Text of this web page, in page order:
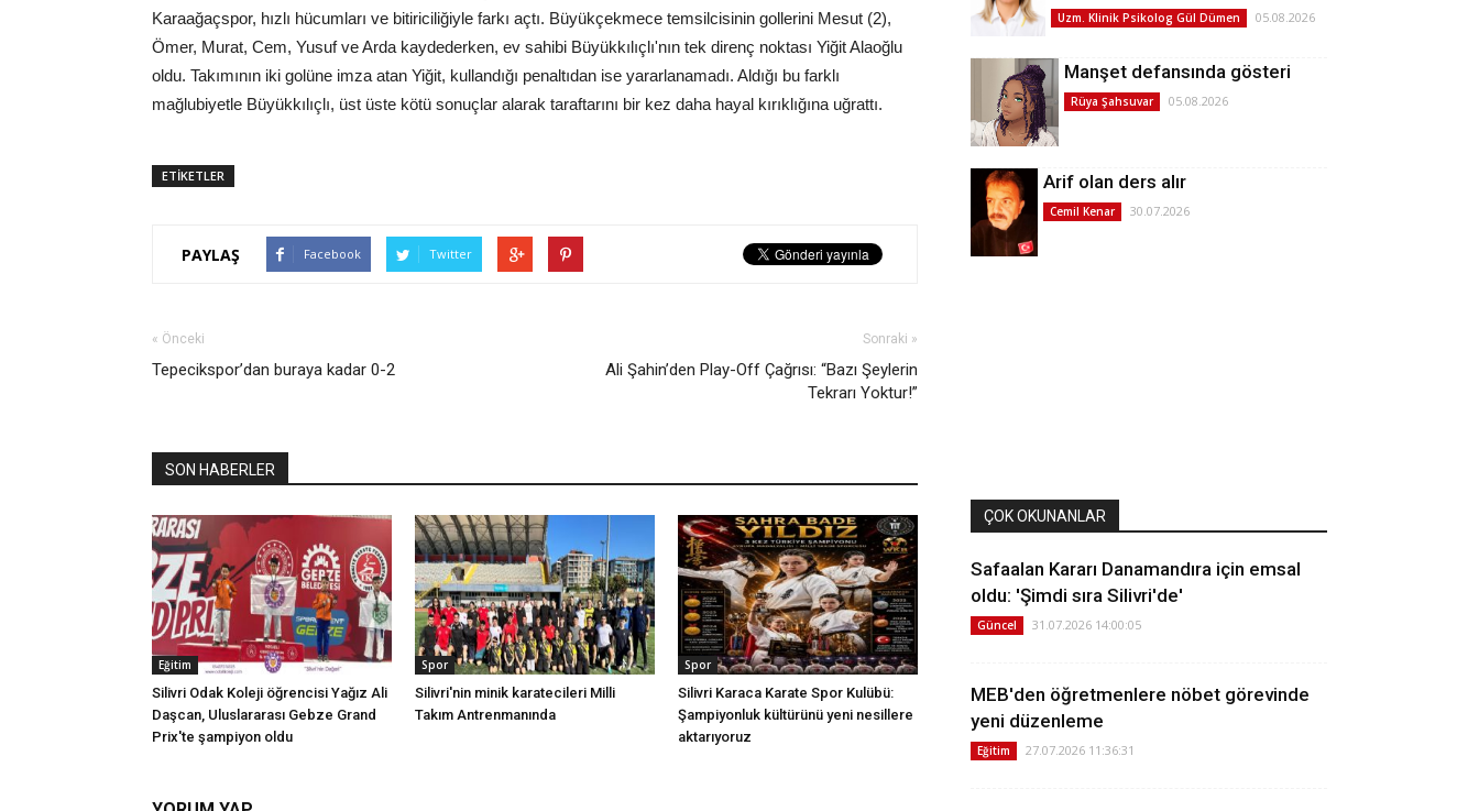
Karaağaçspor, hızlı hücumları ve bitiriciliğiyle farkı açtı. Büyükçekmece temsilcisinin gollerini Mesut (2),
Ömer, Murat, Cem, Yusuf ve Arda kaydederken, ev sahibi Büyükkılıçlı'nın tek direnç noktası Yiğit Alaoğlu
oldu. Takımının iki golüne imza atan Yiğit, kullandığı penaltıdan ise yararlanamadı. Aldığı bu farklı
mağlubiyetle Büyükkılıçlı, üst üste kötü sonuçlar alarak taraftarını bir kez daha hayal kırıklığına uğrattı.
ETİKETLER
PAYLAŞ Facebook Twitter
« Önceki
Tepecikspor’dan buraya kadar 0-2
Sonraki »
Ali Şahin’den Play-Off Çağrısı: “Bazı Şeylerin
Tekrarı Yoktur!”
SON HABERLER
Eğitim
Silivri Odak Koleji öğrencisi Yağız Ali
Daşcan, Uluslararası Gebze Grand
Prix'te şampiyon oldu
Spor
Silivri'nin minik karatecileri Milli
Takım Antrenmanında
Spor
Silivri Karaca Karate Spor Kulübü:
Şampiyonluk kültürünü yeni nesillere
aktarıyoruz
Uzm. Klinik Psikolog Gül Dümen 05.08.2026
Manşet defansında gösteri
Rüya Şahsuvar 05.08.2026
Arif olan ders alır
Cemil Kenar 30.07.2026
ÇOK OKUNANLAR
Safaalan Kararı Danamandıra için emsal
oldu: 'Şimdi sıra Silivri'de'
Güncel 31.07.2026 14:00:05
MEB'den öğretmenlere nöbet görevinde
yeni düzenleme
Eğitim 27.07.2026 11:36:31